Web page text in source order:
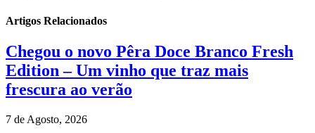
Artigos Relacionados
Chegou o novo Pêra Doce Branco Fresh
Edition – Um vinho que traz mais
frescura ao verão
7 de Agosto, 2026